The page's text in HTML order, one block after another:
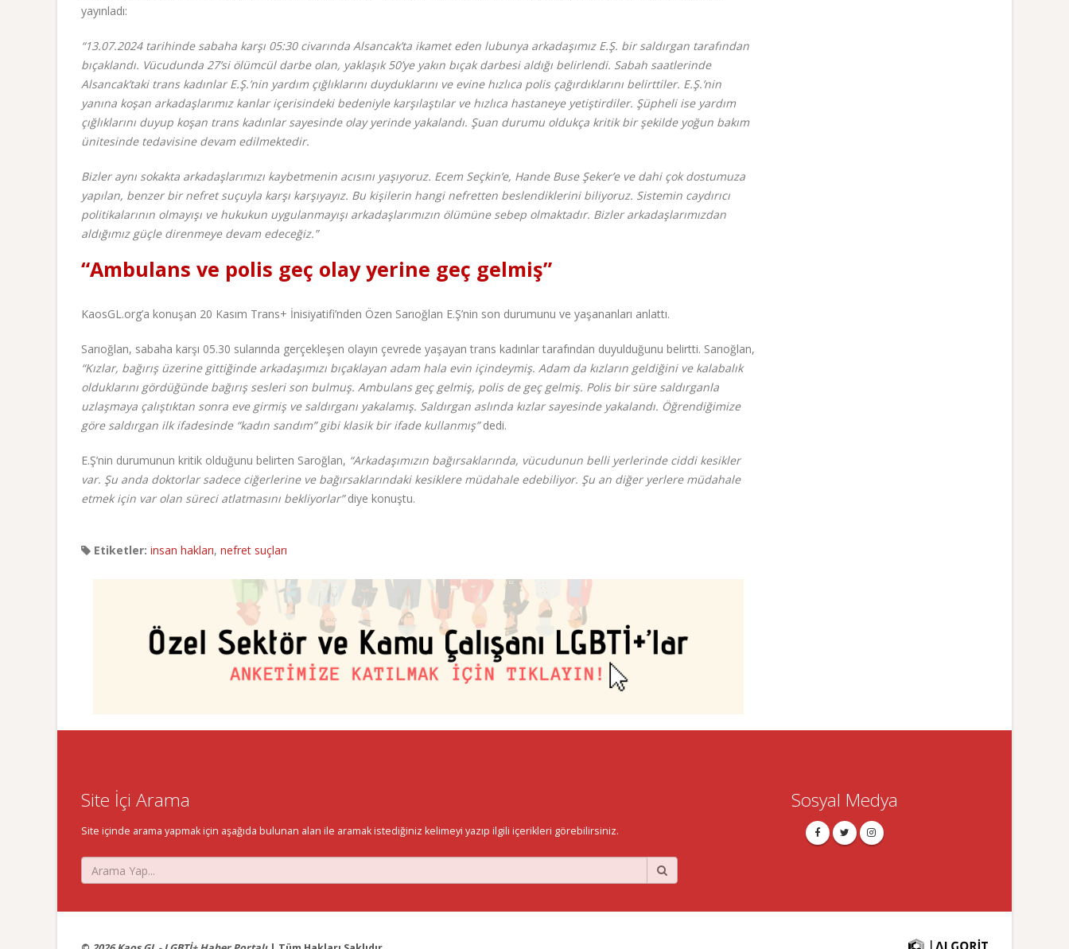
yayınladı:
“13.07.2024 tarihinde sabaha karşı 05:30 civarında Alsancak’ta ikamet eden lubunya arkadaşımız E.Ş. bir saldırgan tarafından
bıçaklandı. Vücudunda 27’si ölümcül darbe olan, yaklaşık 50’ye yakın bıçak darbesi aldığı belirlendi. Sabah saatlerinde
Alsancak’taki trans kadınlar E.Ş.’nin yardım çığlıklarını duyduklarını ve evine hızlıca polis çağırdıklarını belirttiler. E.Ş.’nin
yanına koşan arkadaşlarımız kanlar içerisindeki bedeniyle karşılaştılar ve hızlıca hastaneye yetiştirdiler. Şüpheli ise yardım
çığlıklarını duyup koşan trans kadınlar sayesinde olay yerinde yakalandı. Şuan durumu oldukça kritik bir şekilde yoğun bakım
ünitesinde tedavisine devam edilmektedir.
Bizler aynı sokakta arkadaşlarımızı kaybetmenin acısını yaşıyoruz. Ecem Seçkin’e, Hande Buse Şeker’e ve dahi çok dostumuza
yapılan, benzer bir nefret suçuyla karşı karşıyayız. Bu kişilerin hangi nefretten beslendiklerini biliyoruz. Sistemin caydırıcı
politikalarının olmayışı ve hukukun uygulanmayışı arkadaşlarımızın ölümüne sebep olmaktadır. Bizler arkadaşlarımızdan
aldığımız güçle direnmeye devam edeceğiz.”
“Ambulans ve polis geç olay yerine geç gelmiş”
KaosGL.org’a konuşan 20 Kasım Trans+ İnisiyatifi’nden Özen Sarıoğlan E.Ş’nin son durumunu ve yaşananları anlattı.
Sarıoğlan, sabaha karşı 05.30 sularında gerçekleşen olayın çevrede yaşayan trans kadınlar tarafından duyulduğunu belirtti. Sarıoğlan,
“Kızlar, bağırış üzerine gittiğinde arkadaşımızı bıçaklayan adam hala evin içindeymiş. Adam da kızların geldiğini ve kalabalık
olduklarını gördüğünde bağırış sesleri son bulmuş. Ambulans geç gelmiş, polis de geç gelmiş. Polis bir süre saldırganla
uzlaşmaya çalıştıktan sonra eve girmiş ve saldırganı yakalamış. Saldırgan aslında kızlar sayesinde yakalandı. Öğrendiğimize
göre saldırgan ilk ifadesinde “kadın sandım” gibi klasik bir ifade kullanmış”dedi.
E.Ş’nin durumunun kritik olduğunu belirten Saroğlan, “Arkadaşımızın bağırsaklarında, vücudunun belli yerlerinde ciddi kesikler
var. Şu anda doktorlar sadece ciğerlerine ve bağırsaklarındaki kesiklere müdahale edebiliyor. Şu an diğer yerlere müdahale
etmek için var olan süreci atlatmasını bekliyorlar”diye konuştu.
Etiketler: insan hakları, nefret suçları
Site İçi Arama
Site içinde arama yapmak için aşağıda bulunan alan ile aramak istediğiniz kelimeyi yazıp ilgili içerikleri görebilirsiniz.
Sosyal Medya